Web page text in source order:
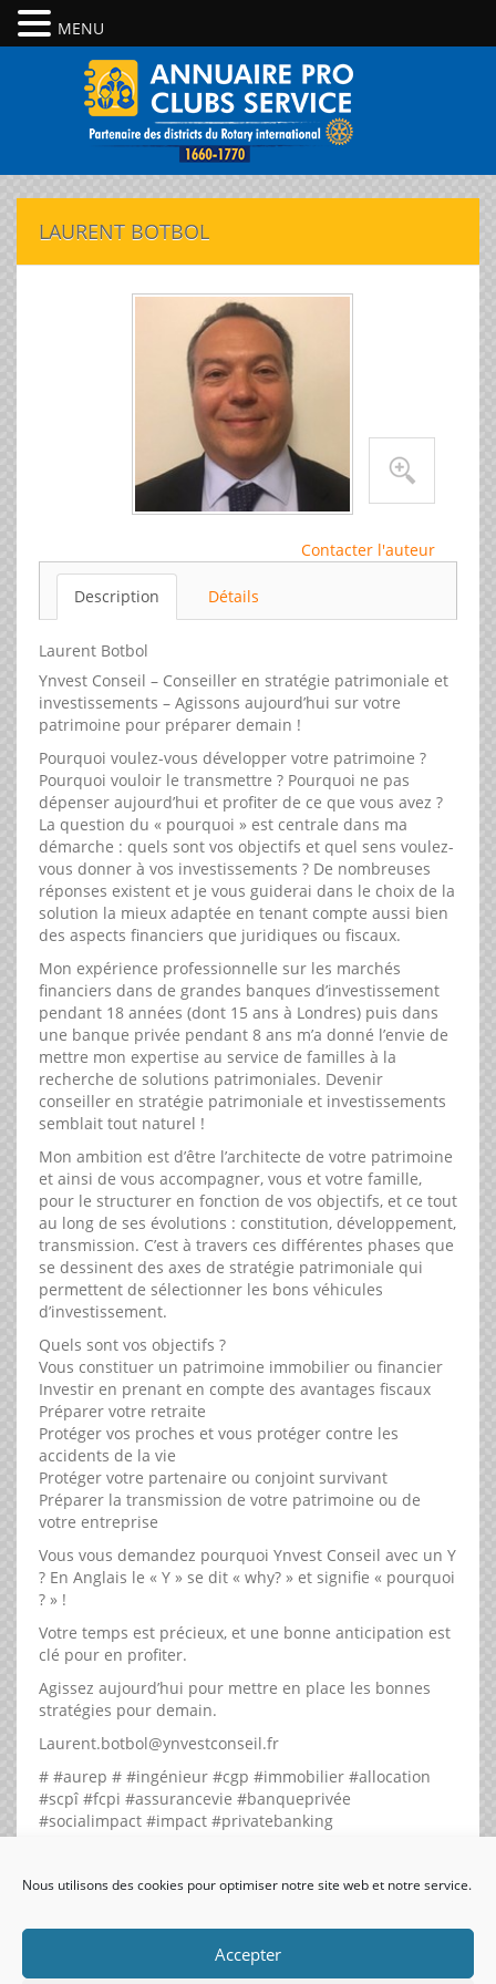
Nous utilisons des cookies pour optimiser notre site web et notre service.
Accepter
LAURENT BOTBOL
Contacter l'auteur
Description Détails
Laurent Botbol
Ynvest Conseil – Conseiller en stratégie patrimoniale et
investissements – Agissons aujourd’hui sur votre
patrimoine pour préparer demain !
Pourquoi voulez-vous développer votre patrimoine ?
Pourquoi vouloir le transmettre ? Pourquoi ne pas
dépenser aujourd’hui et profiter de ce que vous avez ?
La question du « pourquoi » est centrale dans ma
démarche : quels sont vos objectifs et quel sens voulez-
vous donner à vos investissements ? De nombreuses
réponses existent et je vous guiderai dans le choix de la
solution la mieux adaptée en tenant compte aussi bien
des aspects financiers que juridiques ou fiscaux.
Mon expérience professionnelle sur les marchés
financiers dans de grandes banques d’investissement
pendant 18 années (dont 15 ans à Londres) puis dans
une banque privée pendant 8 ans m’a donné l’envie de
mettre mon expertise au service de familles à la
recherche de solutions patrimoniales. Devenir
conseiller en stratégie patrimoniale et investissements
semblait tout naturel !
Mon ambition est d’être l’architecte de votre patrimoine
et ainsi de vous accompagner, vous et votre famille,
pour le structurer en fonction de vos objectifs, et ce tout
au long de ses évolutions : constitution, développement,
transmission. C’est à travers ces différentes phases que
se dessinent des axes de stratégie patrimoniale qui
permettent de sélectionner les bons véhicules
d’investissement.
Quels sont vos objectifs ?
Vous constituer un patrimoine immobilier ou financier
Investir en prenant en compte des avantages fiscaux
Préparer votre retraite
Protéger vos proches et vous protéger contre les
accidents de la vie
Protéger votre partenaire ou conjoint survivant
Préparer la transmission de votre patrimoine ou de
votre entreprise
Vous vous demandez pourquoi Ynvest Conseil avec un Y
? En Anglais le « Y » se dit « why? » et signifie « pourquoi
? » !
Votre temps est précieux, et une bonne anticipation est
clé pour en profiter.
Agissez aujourd’hui pour mettre en place les bonnes
stratégies pour demain.
Laurent.botbol@ynvestconseil.fr
# #aurep # #ingénieur #cgp #immobilier #allocation
#scpî #fcpi #assurancevie #banqueprivée
#socialimpact #impact #privatebanking
visiteurs uniques:
MENU